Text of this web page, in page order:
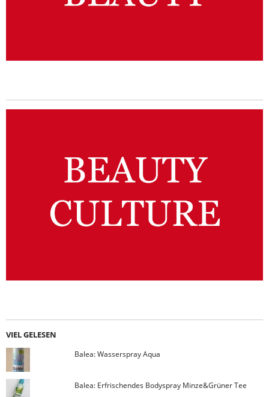
VIEL GELESEN
Balea: Wasserspray Aqua
Balea: Erfrischendes Bodyspray Minze&Grüner Tee